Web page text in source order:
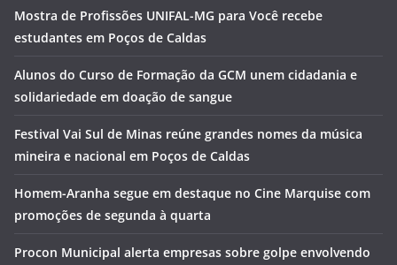
Mostra de Profissões UNIFAL-MG para Você recebe
estudantes em Poços de Caldas
Alunos do Curso de Formação da GCM unem cidadania e
solidariedade em doação de sangue
Festival Vai Sul de Minas reúne grandes nomes da música
mineira e nacional em Poços de Caldas
Homem-Aranha segue em destaque no Cine Marquise com
promoções de segunda à quarta
Procon Municipal alerta empresas sobre golpe envolvendo